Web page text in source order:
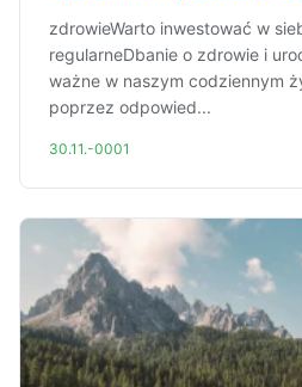
zdrowieWarto inwestować w
regularneDbanie o zdrowie i
ważne w naszym codziennym
poprzez odpowied...
30.11.-0001